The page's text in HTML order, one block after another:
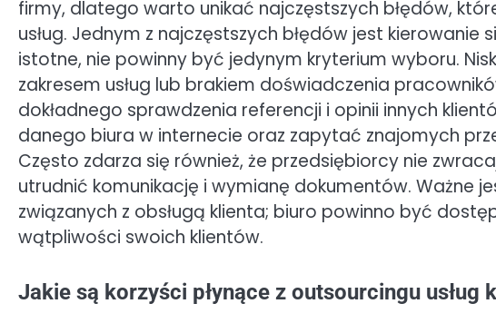
firmy, dlatego warto unikać najczęstszych błędów,
usług. Jednym z najczęstszych błędów jest kierowanie
istotne, nie powinny być jedynym kryterium wyboru.
zakresem usług lub brakiem doświadczenia
dokładnego sprawdzenia referencji i opinii innych
danego biura w internecie oraz zapytać znajomych
Często zdarza się również, że przedsiębiorcy nie
utrudnić komunikację i wymianę dokumentów. Ważne
związanych z obsługą klienta; biuro powinno być
wątpliwości swoich klientów.
Jakie są korzyści płynące z outsourcingu usług